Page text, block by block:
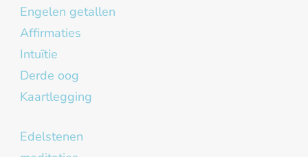
Engelen getallen
Affirmaties
Intuïtie
Derde oog
Kaartlegging
Edelstenen